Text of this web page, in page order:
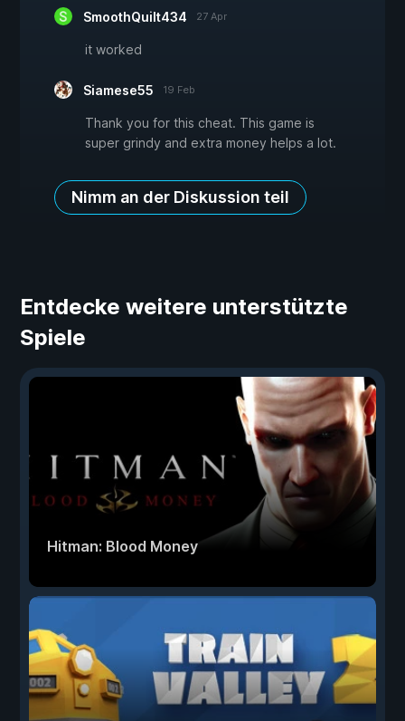
SmoothQuilt434 27 Apr
it worked
Siamese55 19 Feb
Thank you for this cheat. This game is
super grindy and extra money helps a lot.
Nimm an der Diskussion teil
Entdecke weitere unterstützte
Spiele
Hitman: Blood Money